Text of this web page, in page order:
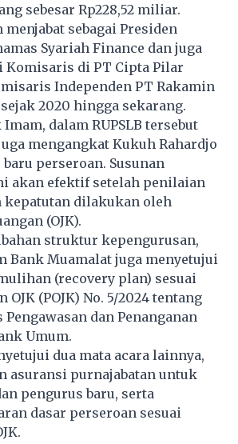
sebesar Rp228,52 miliar.
menjabat sebagai Presiden
Syariah Finance dan juga
Komisaris di PT Cipta Pilar
Independen PT Rakamin
2020 hingga sekarang.
dalam RUPSLB tersebut
mengangkat Kukuh Rahardjo
perseroan. Susunan
akan efektif setelah penilaian
kepatutan dilakukan oleh
(OJK).
struktur kepengurusan,
Bank Muamalat juga menyetujui
(recovery plan) sesuai
OJK (POJK) No. 5/2024 tentang
Pengawasan dan Penanganan
Umum.
dua mata acara lainnya,
asuransi purnajabatan untuk
pengurus baru, serta
dasar perseroan sesuai